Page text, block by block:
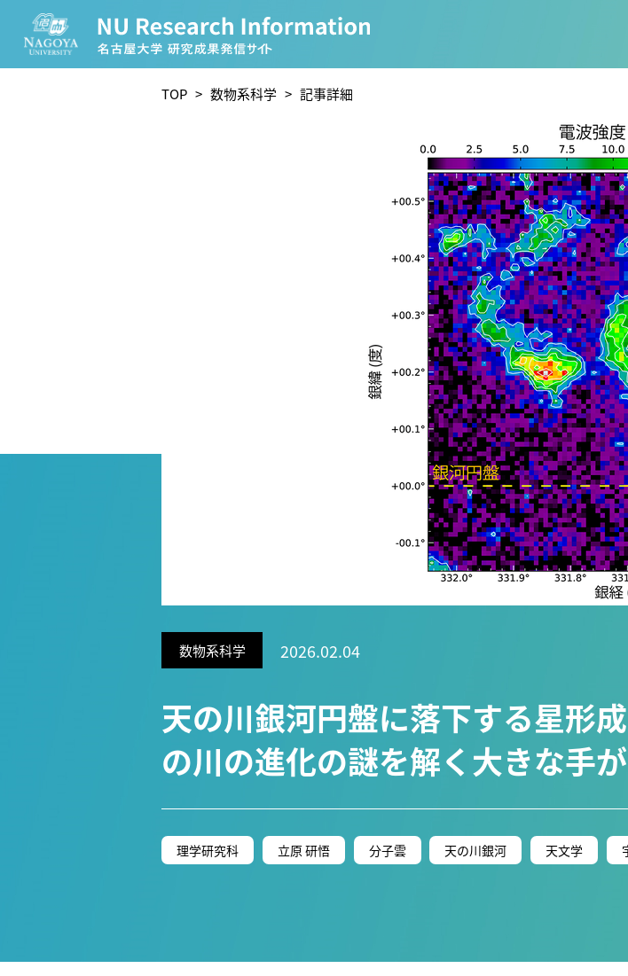
CATEGORY
総合理工
医歯薬学 工学
医学系研究科 (177) 生命農学研究科 (116)
未来材料・システム研究所 (61) 情報学研究科 (47) 植
未来社会創造機構 (22) 宇宙 (21)
TOP > 数物系科学 > 記事詳細
数物系科学 2026.02.04
天の川銀河円盤に落下する星形
の川の進化の謎を解く大きな手
理学研究科 立原 研悟 分子雲 天の川銀河 天文学